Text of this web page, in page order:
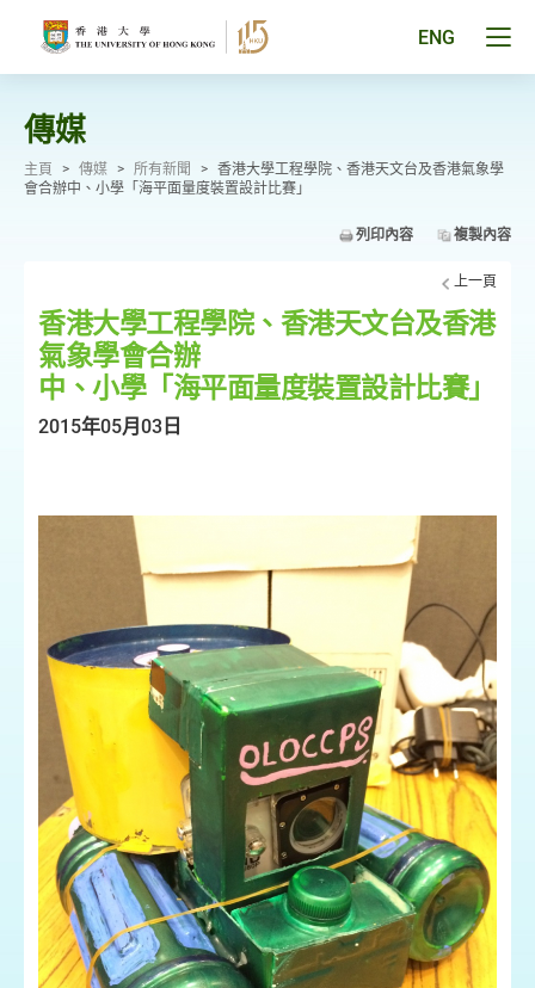
ENG
傳媒
主頁 > 傳媒 > 所有新聞 > 香港大學工程學院、香港天文台及香港氣象學
會合辦中、小學「海平面量度裝置設計比賽」
列印內容 複製內容
上一頁
香港大學工程學院、香港天文台及香港
氣象學會合辦
中、小學「海平面量度裝置設計比賽」
2015年05月03日